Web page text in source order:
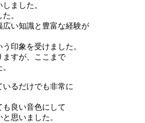
ました。
。
い知識と豊富な経験が
印象を受けました。
ますが、ここまで
るだけでも非常に
良い音色にして
思いました。